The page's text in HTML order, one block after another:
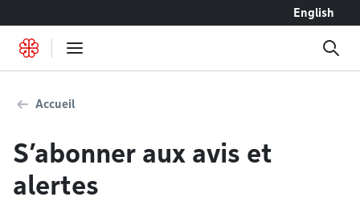
English
Accueil
S’abonner aux avis et
alertes